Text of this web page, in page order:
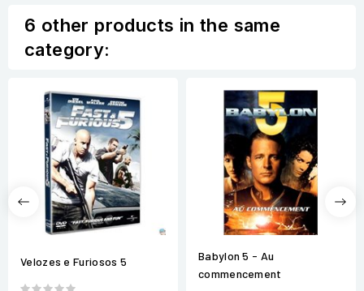
6 other products in the same
category:
Velozes e Furiosos 5
Babylon 5 - Au
commencement